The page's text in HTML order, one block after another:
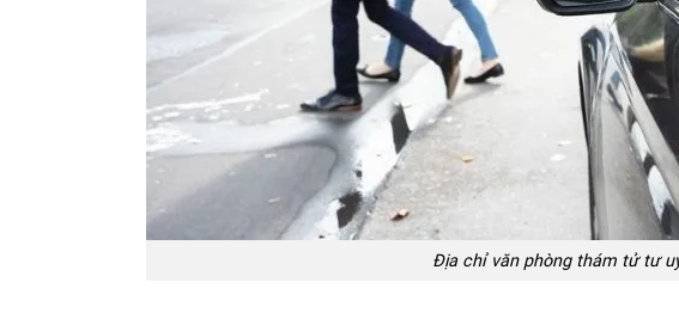
Địa chỉ văn phòng thám tử tư